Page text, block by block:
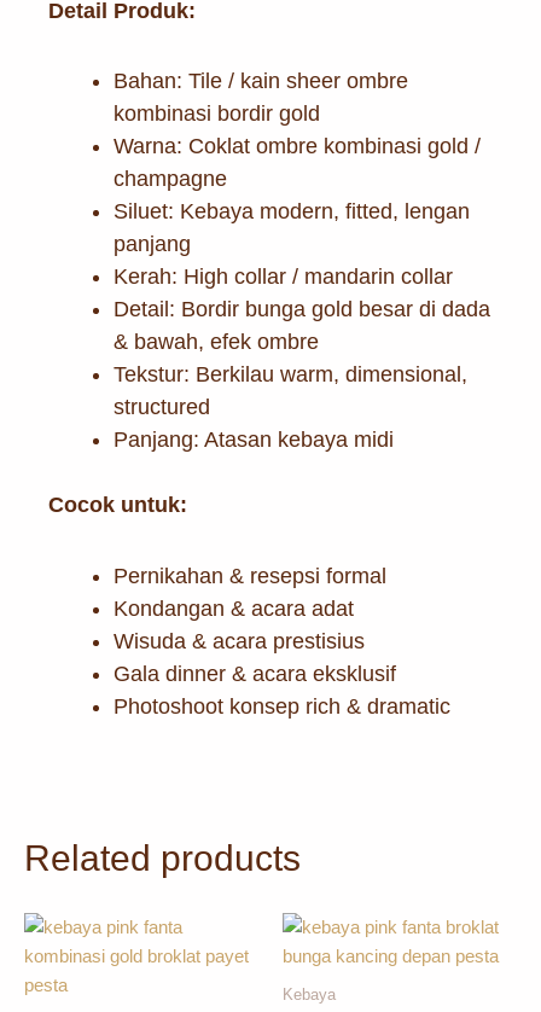
Detail Produk:
Bahan: Tile / kain sheer ombre
kombinasi bordir gold
Warna: Coklat ombre kombinasi gold /
champagne
Siluet: Kebaya modern, fitted, lengan
panjang
Kerah: High collar / mandarin collar
Detail: Bordir bunga gold besar di dada
& bawah, efek ombre
Tekstur: Berkilau warm, dimensional,
structured
Panjang: Atasan kebaya midi
Cocok untuk:
Pernikahan & resepsi formal
Kondangan & acara adat
Wisuda & acara prestisius
Gala dinner & acara eksklusif
Photoshoot konsep rich & dramatic
Related products
Kebaya